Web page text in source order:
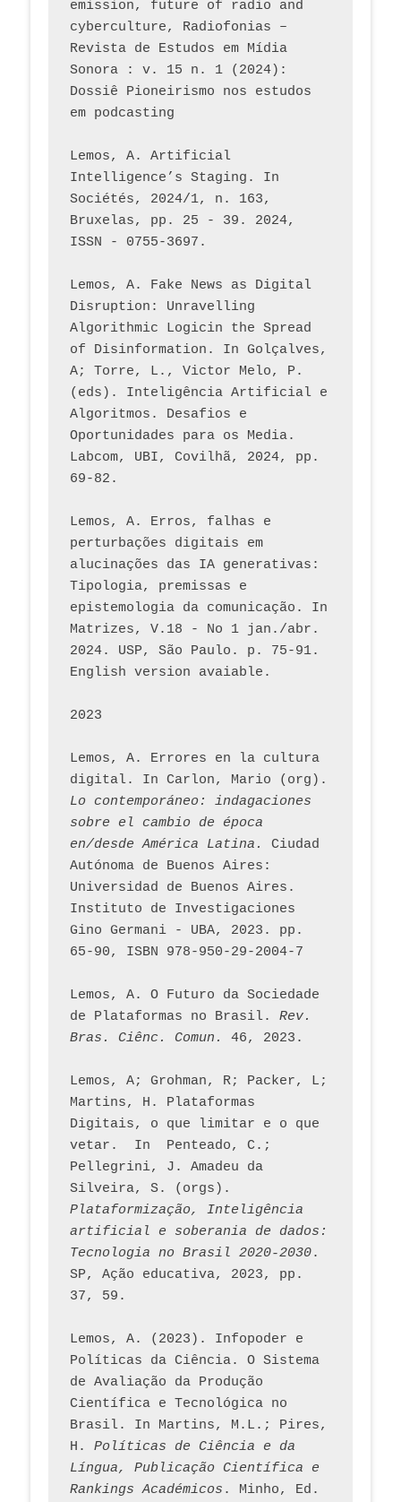
emission, future of radio and
cyberculture, Radiofonias –
Revista de Estudos em Mídia
Sonora : v. 15 n. 1 (2024):
Dossiê Pioneirismo nos estudos
em podcasting
Lemos, A. Artificial
Intelligence’s Staging. In
Sociétés, 2024/1, n. 163,
Bruxelas, pp. 25 - 39. 2024,
ISSN - 0755-3697.
Lemos, A. Fake News as Digital
Disruption: Unravelling
Algorithmic Logicin the Spread
of Disinformation. In Golçalves,
A; Torre, L., Victor Melo, P.
(eds). Inteligência Artificial e
Algoritmos. Desafios e
Oportunidades para os Media.
Labcom, UBI, Covilhã, 2024, pp.
69-82.
Lemos, A. Erros, falhas e
perturbações digitais em
alucinações das IA generativas:
Tipologia, premissas e
epistemologia da comunicação. In
Matrizes, V.18 - No 1 jan./abr.
2024. USP, São Paulo. p. 75-91.
English version avaiable.
2023
Lemos, A. Errores en la cultura
Lo contemporáneo: indagaciones
sobre el cambio de época
en/desde América Latina.
Ciudad
Autónoma de Buenos Aires:
Universidad de Buenos Aires.
Instituto de Investigaciones
Gino Germani - UBA, 2023. pp.
65-90, ISBN 978-950-29-2004-7
Lemos, A. O Futuro da Sociedade
de Plataformas no Brasil. Rev.
Bras. Ciênc. Comun.
Lemos, A; Grohman, R; Packer, L;
Martins, H. Plataformas
Digitais, o que limitar e o que
vetar.  In  Penteado, C.;
Pellegrini, J. Amadeu da
Plataformização, Inteligência
artificial e soberania de dados:
Tecnologia no Brasil 2020-2030.
SP, Ação educativa, 2023, pp.
37, 59.
Lemos, A. (2023). Infopoder e
Políticas da Ciência. O Sistema
de Avaliação da Produção
Científica e Tecnológica no
Brasil. In Martins, M.L.; Pires,
H. Políticas de Ciência e da
Língua, Publicação Científica e
Rankings Académicos . Minho, Ed.